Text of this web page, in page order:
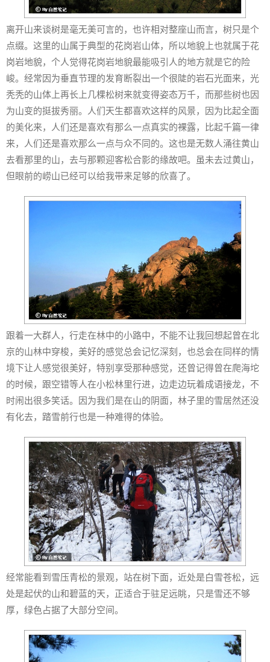
离开山来谈树是毫无美可言的，也许相对整座山而言，树只是个
点缀。这里的山属于典型的花岗岩山体，所以地貌上也就属于花
岗岩地貌，个人觉得花岗岩地貌最能吸引人的地方就是它的险
峻。经常因为垂直节理的发育断裂出一个很陡的岩石光面来，光
秃秃的山体上再长上几棵松树来就变得姿态万千，而那些树也因
为山变的挺拔秀丽。人们天生都喜欢这样的风景，因为比起全面
的美化来，人们还是喜欢有那么一点真实的裸露，比起千篇一律
来，人们还是喜欢那么一点与众不同的。这也是无数人涌往黄山
去看那里的山，去与那颗迎客松合影的缘故吧。虽未去过黄山，
但眼前的崂山已经可以给我带来足够的欣喜了。
跟着一大群人，行走在林中的小路中，不能不让我回想起曾在北
京的山林中穿梭，美好的感觉总会记忆深刻，也总会在同样的情
境下让人感觉很美好，特别享受那种感觉，还曾记得曾在爬海坨
的时候，跟空错等人在小松林里行进，边走边玩着成语接龙，不
时闹出很多笑话。因为我们是在山的阴面，林子里的雪居然还没
有化去，踏雪前行也是一种难得的体验。
经常能看到雪压青松的景观，站在树下面，近处是白雪苍松，远
处是起伏的山和碧蓝的天，正适合于驻足远眺，只是雪还不够
厚，绿色占据了大部分空间。